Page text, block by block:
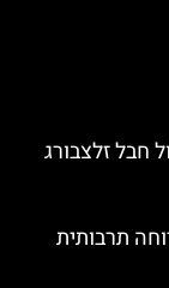
חבל זלצבורג
תרבותית